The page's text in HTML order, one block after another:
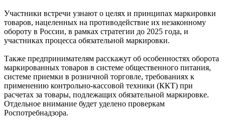
Участники встречи узнают о целях и принципах маркировки
товаров, нацеленных на противодействие их незаконному
обороту в России, в рамках стратегии до 2025 года, и
участниках процесса обязательной маркировки.
Также предпринимателям расскажут об особенностях оборота
маркированных товаров в системе общественного питания,
системе приемки в розничной торговле, требованиях к
применению контрольно-кассовой техники (ККТ) при
расчетах за товары, подлежащих обязательной маркировке.
Отдельное внимание будет уделено проверкам
Роспотребнадзора.